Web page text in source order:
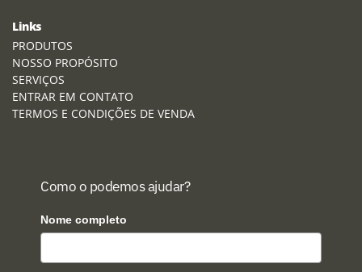
Links
PRODUTOS
NOSSO PROPÓSITO
SERVIÇOS
ENTRAR EM CONTATO
TERMOS E CONDIÇÕES DE VENDA
Como o podemos ajudar?
Nome completo